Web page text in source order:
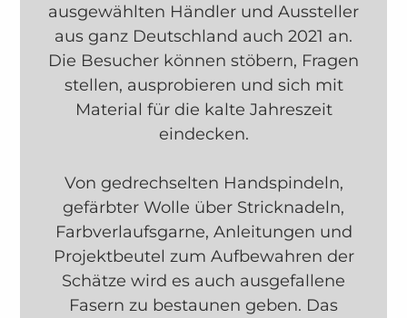
ausgewählten Händler und Aussteller
aus ganz Deutschland auch 2021 an.
Die Besucher können stöbern, Fragen
stellen, ausprobieren und sich mit
Material für die kalte Jahreszeit
eindecken.
Von gedrechselten Handspindeln,
gefärbter Wolle über Stricknadeln,
Farbverlaufsgarne, Anleitungen und
Projektbeutel zum Aufbewahren der
Schätze wird es auch ausgefallene
Fasern zu bestaunen geben. Das